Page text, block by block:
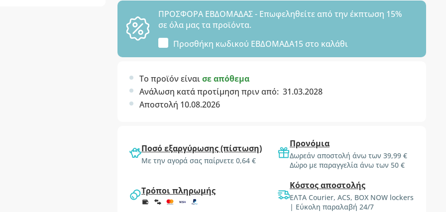
ΠΡΟΣΦΟΡΑ ΕΒΔΟΜΑΔΑΣ - Επωφεληθείτε από την έκπτωση 15%
σε όλα μας τα προϊόντα.
Προσθήκη κωδικού ΕΒΔΟΜΑΔΑ15 στο καλάθι
Το προϊόν είναισε απόθεμα
Ανάλωση κατά προτίμηση πριν από: 31.03.2028
Αποστολή 10.08.2026
Ποσό εξαργύρωσης (πίστωση)
Με την αγορά σας παίρνετε 0,64 €
Προνόμια
Δωρεάν αποστολή άνω των 39,99 €
Δώρο με παραγγελία άνω των 50 €
Τρόποι πληρωμής Κόστος αποστολής
ΕΛΤΑ Courier, ACS, BOX NOW lockers
| Εύκολη παραλαβή 24/7